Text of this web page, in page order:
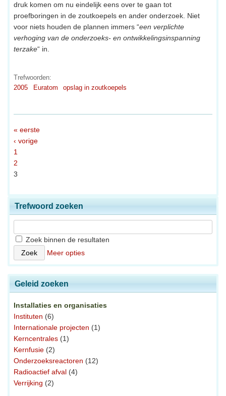
druk komen om nu eindelijk eens over te gaan tot
proefboringen in de zoutkoepels en ander onderzoek. Niet
voor niets houden de plannen immers “een verplichte
verhoging van de onderzoeks- en ontwikkelingsinspanning
terzake“ in.
Trefwoorden:
2005
Euratom opslag in zoutkoepels
« eerste
‹ vorige
1
2
3
Trefwoord zoeken
Zoek binnen de resultaten
Meer opties
Geleid zoeken
Installaties en organisaties
Instituten (6)
Internationale projecten (1)
Kerncentrales (1)
Kernfusie (2)
Onderzoeksreactoren (12)
Radioactief afval (4)
Verrijking (2)